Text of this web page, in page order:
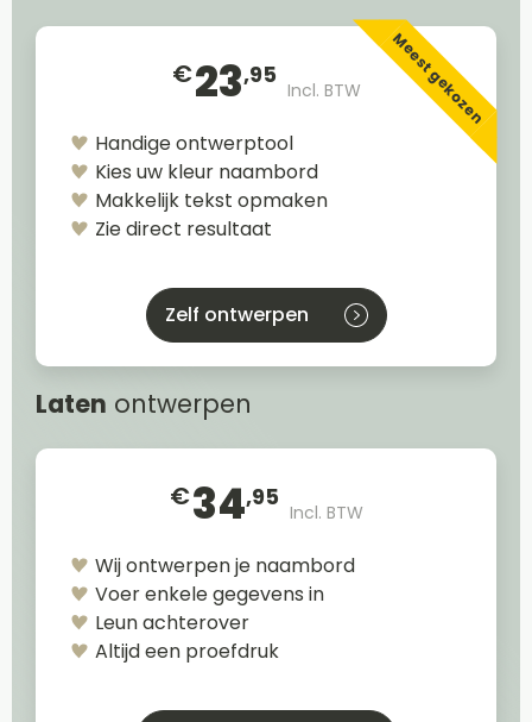
€23,95
Incl. BTW Meest gekozen
Handige ontwerptool
Kies uw kleur naambord
Makkelijk tekst opmaken
Zie direct resultaat
Zelf ontwerpen
Laten ontwerpen
€34,95
Incl. BTW
Wij ontwerpen je naambord
Voer enkele gegevens in
Leun achterover
Altijd een proefdruk